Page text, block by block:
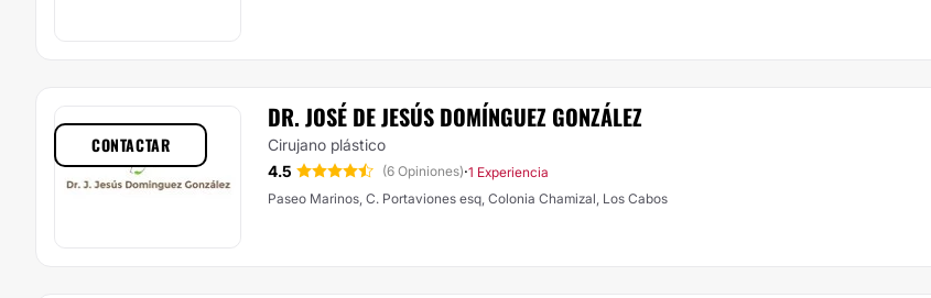
DR. JOSÉ DE JESÚS DOMÍNGUEZ GONZÁLEZ
Cirujano plástico
4.5
(6 Opiniones)·1 Experiencia
Paseo Marinos, C. Portaviones esq, Colonia Chamizal, Los Cabos
CONTACTAR